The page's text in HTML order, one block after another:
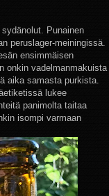
Punainen
peruslager-meiningissä.
ensimmäisen
onkin vadelmanmakuista
aika samasta purkista.
lukee
panimolta taitaa
isompi varmaan